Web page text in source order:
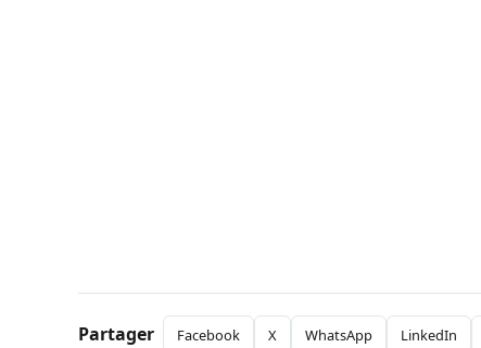
Partager Facebook X WhatsApp LinkedIn